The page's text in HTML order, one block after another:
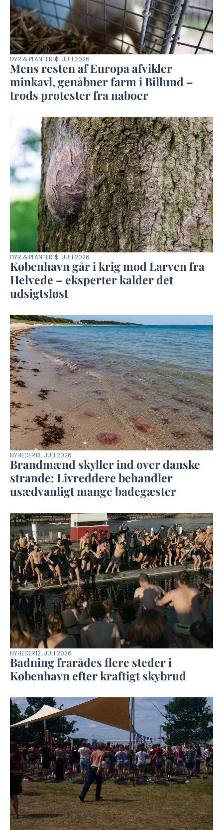
DYR & PLANTER16. JULI 2026
Mens resten af Europa afvikler
minkavl, genåbner farm i Billund –
trods protester fra naboer
DYR & PLANTER15. JULI 2026
København går i krig mod Larven fra
Helvede – eksperter kalder det
udsigtsløst
NYHEDER13. JULI 2026
Brandmænd skyller ind over danske
strande: Livreddere behandler
usædvanligt mange badegæster
NYHEDER12. JULI 2026
Badning frarådes flere steder i
København efter kraftigt skybrud